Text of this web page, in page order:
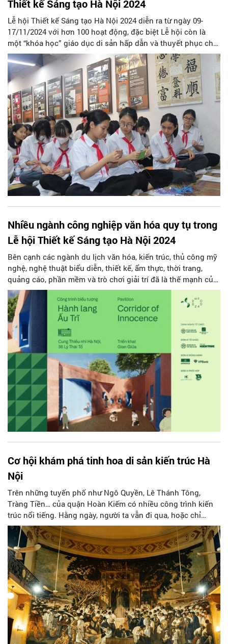
Thiết kế Sáng tạo Hà Nội 2024
Lễ hội Thiết kế Sáng tạo Hà Nội 2024 diễn ra từ ngày 09-
17/11/2024 với hơn 100 hoạt động, đặc biệt Lễ hội còn là
một “khóa học” giáo dục di sản hấp dẫn và thuyết phục cho
các bạn lứa tuổi học sinh.
Nhiều ngành công nghiệp văn hóa quy tụ trong
Lễ hội Thiết kế Sáng tạo Hà Nội 2024
Bên cạnh các ngành du lịch văn hóa, kiến trúc, thủ công mỹ
nghệ, nghệ thuật biểu diễn, thiết kế, ẩm thực, thời trang,
quảng cáo, phần mềm và trò chơi giải trí đã là thế mạnh của
các mùa trước, Lễ hội Thiết kế Sáng tạo Hà Nội năm 2024 sẽ
mở rộng sang lĩnh vực các không gian văn hóa sáng tạo,
điện ảnh, truyền hình - phát thanh và xuất bản. Với một sê-ri
sự kiện quy tụ 12 ngành công nghiệp văn hóa sẽ, Lễ hội
Thiết kế Sáng tạo Hà Nội 2024 hứa hẹn mang đến những
sáng tạo vô cùng phong phú cho công chúng.
Cơ hội khám phá tinh hoa di sản kiến trúc Hà
Nội
Trên những tuyến phố như Ngô Quyền, Lê Thánh Tông,
Tràng Tiền… của quận Hoàn Kiếm có nhiều công trình kiến
trúc nổi tiếng. Hằng ngày, người ta vẫn đi qua, hoặc chỉ
dừng lại để… “check-in”. Tuy nhiên, những công trình ấy lưu
giữ những… bí mật lộ thiên ấy không phải đều mở cửa
thường xuyên để đón khách. Với mong muốn tạo cơ hội cho
công chúng khám phá “tuyến đường di sản này”, Ban Tổ
chức Lễ hội Thiết kế sáng tạo Hà Nội 2024 đã xây dựng một
tour khám phá tinh hoa di sản kiến trúc. Đây sẽ là dịp để
công chúng vừa được “chạm” vào quá khứ, vừa được trải
nghiệm nhiều loại hình nghệ thuật, thỏa mãn mỹ cảm của
nhiều giác quan.